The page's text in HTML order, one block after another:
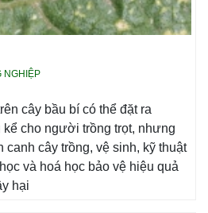
NGHIỆP
cây bầu bí có thể đặt ra
cho người trồng trọt, nhưng
cây trồng, vệ sinh, kỹ thuật
và hoá học bảo vệ hiệu quả
hại